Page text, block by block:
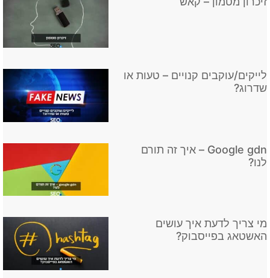
לייקים/עוקבים קנויים – טעות או
שדרוג?
Google gdn – איך זה תורם
לנו?
מי צריך לדעת איך עושים
האשטאג בפייסבוק?